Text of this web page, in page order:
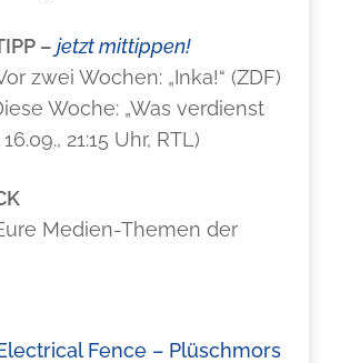
–jetzt mittippen!
zwei Wochen: „Inka!“ (ZDF)
Woche: „Was verdienst
21:15 Uhr, RTL)
Medien-Themen der
Fence – Plüschmors